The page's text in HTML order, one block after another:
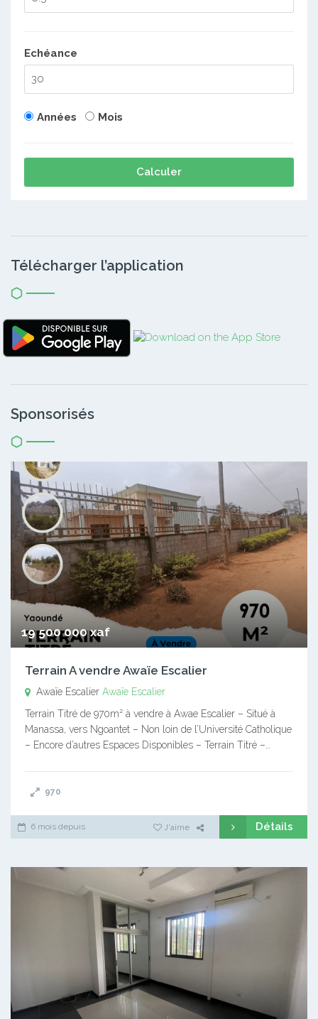
Echéance
Années Mois
Calculer
Télécharger l’application
Sponsorisés
19 500 000 xaf
Terrain A vendre Awaïe Escalier
Awaïe Escalier Awaïe Escalier
Terrain Titré de 970m² à vendre à Awae Escalier – Situé à
Manassa, vers Ngoantet – Non loin de l’Université Catholique
– Encore d’autres Espaces Disponibles – Terrain Titré –…
970
6 mois depuis J'aime Détails